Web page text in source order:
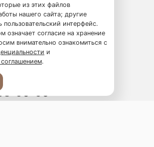
90-90
из этих файлов
нашего сайта; другие
пользовательский интерфейс.
означает согласие на хранение
внимательно ознакомиться с
и
.